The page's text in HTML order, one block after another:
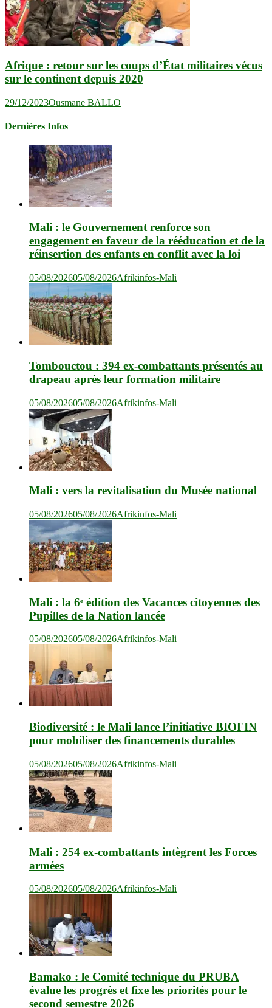
Afrique : retour sur les coups d’État militaires vécus
sur le continent depuis 2020
29/12/2023Ousmane BALLO
Dernières Infos
Mali : le Gouvernement renforce son
engagement en faveur de la rééducation et de la
réinsertion des enfants en conflit avec la loi
05/08/202605/08/2026Afrikinfos-Mali
Tombouctou : 394 ex-combattants présentés au
drapeau après leur formation militaire
05/08/202605/08/2026Afrikinfos-Mali
Mali : vers la revitalisation du Musée national
05/08/202605/08/2026Afrikinfos-Mali
Mali : la 6ᵉ édition des Vacances citoyennes des
Pupilles de la Nation lancée
05/08/202605/08/2026Afrikinfos-Mali
Biodiversité : le Mali lance l’initiative BIOFIN
pour mobiliser des financements durables
05/08/202605/08/2026Afrikinfos-Mali
Mali : 254 ex-combattants intègrent les Forces
armées
05/08/202605/08/2026Afrikinfos-Mali
Bamako : le Comité technique du PRUBA
évalue les progrès et fixe les priorités pour le
second semestre 2026